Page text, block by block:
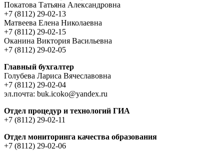
Покатова Татьяна Александровна
+7 (8112) 29-02-13
Матвеева Елена Николаевна
+7 (8112) 29-02-15
Оканина Виктория Васильевна
+7 (8112) 29-02-05
Главный бухгалтер
Голубева Лариса Вячеславовна
+7 (8112) 29-02-04
эл.почта: buk.icoko@yandex.ru
Отдел процедур и технологий ГИА
+7 (8112) 29-02-11
Отдел мониторинга качества образования
+7 (8112) 29-02-06